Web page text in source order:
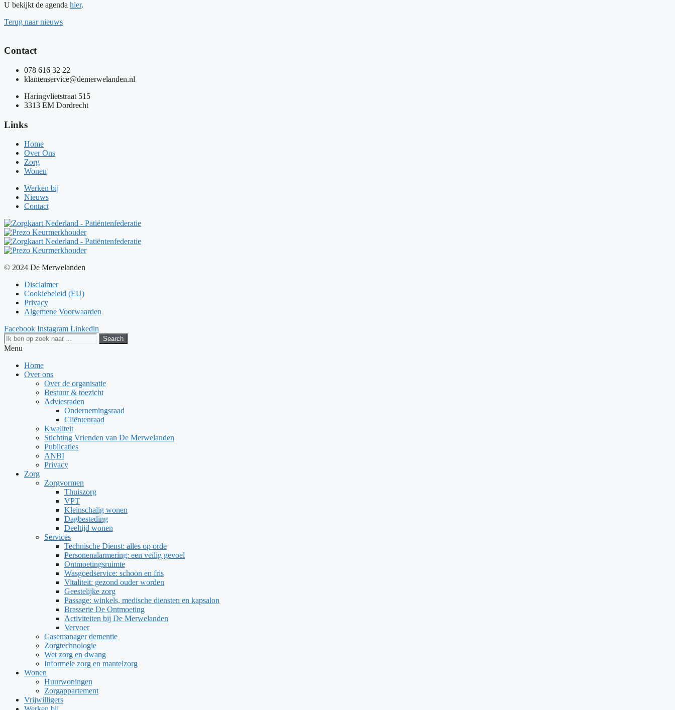
U bekijkt de agenda hier.
Terug naar nieuws
Contact
078 616 32 22
klantenservice@demerwelanden.nl
Haringvlietstraat 515
3313 EM Dordrecht
Links
Home
Over Ons
Zorg
Wonen
Werken bij
Nieuws
Contact
© 2024 De Merwelanden
Disclaimer
Cookiebeleid (EU)
Privacy
Algemene Voorwaarden
Facebook Instagram Linkedin
Search
Menu
Home
Over ons
Over de organisatie
Bestuur & toezicht
Adviesraden
Ondernemingsraad
Cliëntenraad
Kwaliteit
Stichting Vrienden van De Merwelanden
Publicaties
ANBI
Privacy
Zorg
Zorgvormen
Thuiszorg
VPT
Kleinschalig wonen
Dagbesteding
Deeltijd wonen
Services
Technische Dienst: alles op orde
Personenalarmering: een veilig gevoel
Ontmoetingsruimte
Wasgoedservice: schoon en fris
Vitaliteit: gezond ouder worden
Geestelijke zorg
Passage: winkels, medische diensten en kapsalon
Brasserie De Ontmoeting
Activiteiten bij De Merwelanden
Vervoer
Casemanager dementie
Zorgtechnologie
Wet zorg en dwang
Informele zorg en mantelzorg
Wonen
Huurwoningen
Zorgappartement
Vrijwilligers